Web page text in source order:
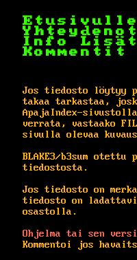
Etusivulle
Info
Kommentit
Jos tiedosto löytyy
takaa tarkastaa,
ApajaIndex-
verrata, vastaako
sivulla olevaa
BLAKE3/b3sum
tiedostosta.
Jos tiedosto on
tiedosto on
osastolla.
Ohjelma tai sen
Kommentoi jos